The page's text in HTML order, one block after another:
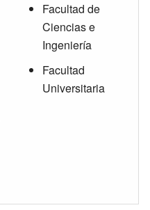
Facultad de
Ciencias e
Ingeniería
Facultad
Universitaria